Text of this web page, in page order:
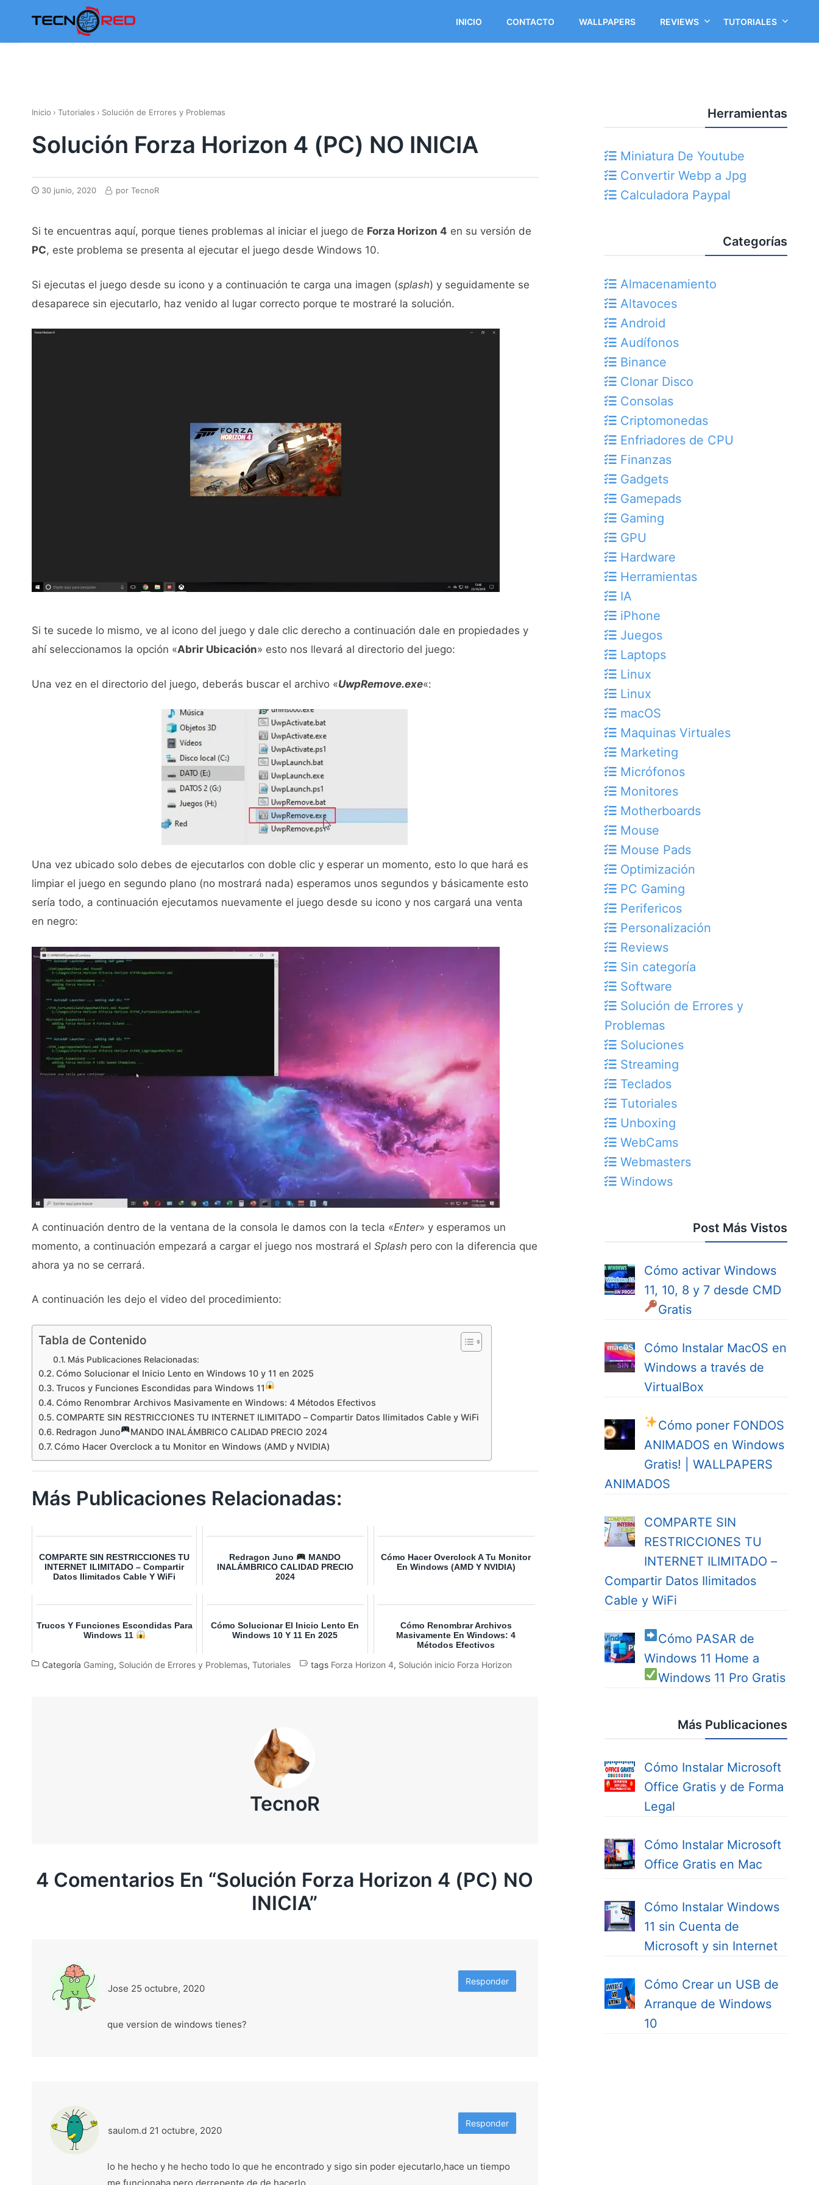
INICIO CONTACTO WALLPAPERS REVIEWS TUTORIALES
Inicio › Tutoriales › Solución de Errores y Problemas
Solución Forza Horizon 4 (PC) NO INICIA
30 junio, 2020 por TecnoR
Si te encuentras aquí, porque tienes problemas al iniciar el juego de Forza Horizon 4 en su versión de
PC, este problema se presenta al ejecutar el juego desde Windows 10.
Si ejecutas el juego desde su icono y a continuación te carga una imagen (splash) y seguidamente se
desaparece sin ejecutarlo, haz venido al lugar correcto porque te mostraré la solución.
Si te sucede lo mismo, ve al icono del juego y dale clic derecho a continuación dale en propiedades y
ahí seleccionamos la opción «Abrir Ubicación» esto nos llevará al directorio del juego:
Una vez en el directorio del juego, deberás buscar el archivo «UwpRemove.exe«:
Una vez ubicado solo debes de ejecutarlos con doble clic y esperar un momento, esto lo que hará es
limpiar el juego en segundo plano (no mostrará nada) esperamos unos segundos y básicamente esto
sería todo, a continuación ejecutamos nuevamente el juego desde su icono y nos cargará una venta
en negro:
A continuación dentro de la ventana de la consola le damos con la tecla «Enter» y esperamos un
momento, a continuación empezará a cargar el juego nos mostrará el Splash pero con la diferencia que
ahora ya no se cerrará.
A continuación les dejo el video del procedimiento:
Tabla de Contenido
Más Publicaciones Relacionadas:
Cómo Solucionar el Inicio Lento en Windows 10 y 11 en 2025
Trucos y Funciones Escondidas para Windows 11
Cómo Renombrar Archivos Masivamente en Windows: 4 Métodos Efectivos
COMPARTE SIN RESTRICCIONES TU INTERNET ILIMITADO – Compartir Datos Ilimitados Cable y WiFi
Redragon Juno
MANDO INALÁMBRICO CALIDAD PRECIO 2024
Cómo Hacer Overclock a tu Monitor en Windows (AMD y NVIDIA)
Más Publicaciones Relacionadas:
COMPARTE SIN RESTRICCIONES TU
INTERNET ILIMITADO – Compartir
Datos Ilimitados Cable Y WiFi
Redragon Juno
MANDO
INALÁMBRICO CALIDAD PRECIO
2024
Cómo Hacer Overclock A Tu Monitor
En Windows (AMD Y NVIDIA)
Trucos Y Funciones Escondidas Para
Windows 11
Cómo Solucionar El Inicio Lento En
Windows 10 Y 11 En 2025
Cómo Renombrar Archivos
Masivamente En Windows: 4
Métodos Efectivos
Categoría Gaming, Solución de Errores y Problemas, Tutoriales tags Forza Horizon 4, Solución inicio Forza Horizon
TecnoR
4 Comentarios En “Solución Forza Horizon 4 (PC) NO
INICIA”
Jose 25 octubre, 2020
que version de windows tienes?
Responder
saulom.d 21 octubre, 2020
lo he hecho y he hecho todo lo que he encontrado y sigo sin poder ejecutarlo,hace un tiempo
me funcionaba pero derrepente de de hacerlo
Responder
Herramientas
Miniatura De Youtube
Convertir Webp a Jpg
Calculadora Paypal
Categorías
Almacenamiento
Altavoces
Android
Audífonos
Binance
Clonar Disco
Consolas
Criptomonedas
Enfriadores de CPU
Finanzas
Gadgets
Gamepads
Gaming
GPU
Hardware
Herramientas
IA
iPhone
Juegos
Laptops
Linux
Linux
macOS
Maquinas Virtuales
Marketing
Micrófonos
Monitores
Motherboards
Mouse
Mouse Pads
Optimización
PC Gaming
Perifericos
Personalización
Reviews
Sin categoría
Software
Solución de Errores y
Problemas
Soluciones
Streaming
Teclados
Tutoriales
Unboxing
WebCams
Webmasters
Windows
Post Más Vistos
Cómo activar Windows
11, 10, 8 y 7 desde CMD
Gratis
Cómo Instalar MacOS en
Windows a través de
VirtualBox
Cómo poner FONDOS
ANIMADOS en Windows
Gratis! | WALLPAPERS
ANIMADOS
COMPARTE SIN
RESTRICCIONES TU
INTERNET ILIMITADO –
Compartir Datos Ilimitados
Cable y WiFi
Cómo PASAR de
Windows 11 Home a
Windows 11 Pro Gratis
Más Publicaciones
Cómo Instalar Microsoft
Office Gratis y de Forma
Legal
Cómo Instalar Microsoft
Office Gratis en Mac
Cómo Instalar Windows
11 sin Cuenta de
Microsoft y sin Internet
Cómo Crear un USB de
Arranque de Windows
10